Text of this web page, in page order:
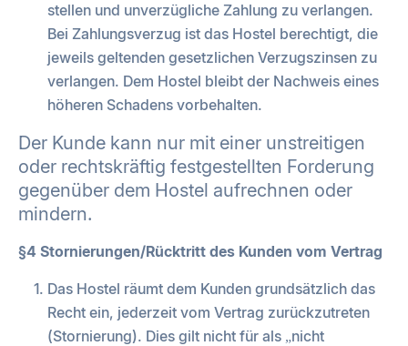
stellen und unverzügliche Zahlung zu verlangen.
Bei Zahlungsverzug ist das Hostel berechtigt, die
jeweils geltenden gesetzlichen Verzugszinsen zu
verlangen. Dem Hostel bleibt der Nachweis eines
höheren Schadens vorbehalten.
Der Kunde kann nur mit einer unstreitigen
oder rechtskräftig festgestellten Forderung
gegenüber dem Hostel aufrechnen oder
mindern.
§4 Stornierungen/Rücktritt des Kunden vom Vertrag
Das Hostel räumt dem Kunden grundsätzlich das
Recht ein, jederzeit vom Vertrag zurückzutreten
(Stornierung). Dies gilt nicht für als „nicht